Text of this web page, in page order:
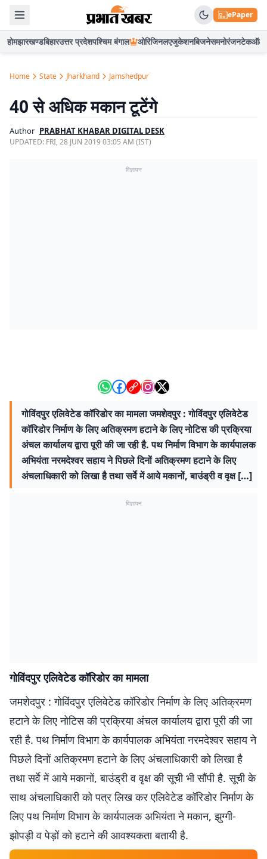
ePaper
होमझारखण्डबिहारउत्तर प्रदेशपश्चिम बंगाल ओरिजिनलएजुकेशनबिजनेसमनोरंजनटेकऑटो
Home State Jharkhand Jamshedpur
40 से अधिक मकान टूटेंगे
Author PRABHAT KHABAR DIGITAL DESK
UPDATED: FRI, 28 JUN 2019 03:05 AM (IST)
विज्ञापन
गोविंदपुर एलिवेटेड कॉरिडोर का मामला जमशेदपुर : गोविंदपुर एलिवेटेड
कॉरिडोर निर्माण के लिए अतिक्रमण हटाने के लिए नोटिस की प्रक्रिया
अंचल कार्यालय द्वारा पूरी की जा रही है. पथ निर्माण विभाग के कार्यपालक
अभियंता नरमदेश्वर सहाय ने पिछले दिनों अतिक्रमण हटाने के लिए
अंचलाधिकारी को लिखा है तथा सर्वे में आये मकानों, बाउंड्री व वृक्ष […]
विज्ञापन
गोविंदपुर एलिवेटेड कॉरिडोर का मामला
जमशेदपुर : गोविंदपुर एलिवेटेड कॉरिडोर निर्माण के लिए अतिक्रमण
हटाने के लिए नोटिस की प्रक्रिया अंचल कार्यालय द्वारा पूरी की जा
रही है. पथ निर्माण विभाग के कार्यपालक अभियंता नरमदेश्वर सहाय ने
पिछले दिनों अतिक्रमण हटाने के लिए अंचलाधिकारी को लिखा है
तथा सर्वे में आये मकानों, बाउंड्री व वृक्ष की सूची भी सौंपी है. सूची के
साथ अंचलाधिकारी को पत्र लिख कर एलिवेटेड कॉरिडोर निर्माण के
लिए पथ निर्माण विभाग के कार्यपालक अभियंता ने मकान, झुग्गी-
झोपड़ी व पेड़ों को हटाने की आवश्यकता बतायी है.